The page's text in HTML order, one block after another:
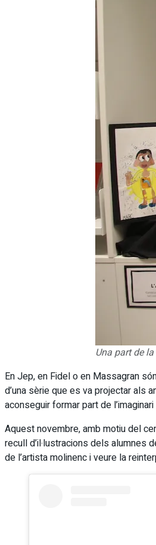
Una part de
En Jep, en Fidel o en Massagran
d’una sèrie que es va projectar als
aconseguir formar part de
Aquest novembre, amb motiu del
recull d’il·lustracions dels alumnes
de l’artista molinenc i veure la